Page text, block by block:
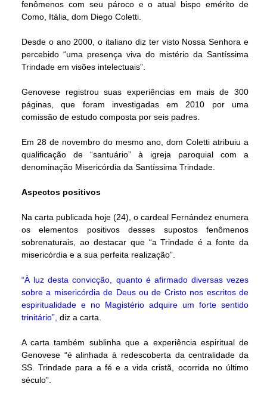
fenômenos com seu pároco e o atual bispo emérito de
Como, Itália, dom Diego Coletti.
Desde o ano 2000, o italiano diz ter visto Nossa Senhora e
percebido “uma presença viva do mistério da Santíssima
Trindade em visões intelectuais”.
Genovese registrou suas experiências em mais de 300
páginas, que foram investigadas em 2010 por uma
comissão de estudo composta por seis padres.
Em 28 de novembro do mesmo ano, dom Coletti atribuiu a
qualificação de “santuário” à igreja paroquial com a
denominação Misericórdia da Santíssima Trindade.
Aspectos positivos
Na carta publicada hoje (24), o cardeal Fernández enumera
os elementos positivos desses supostos fenômenos
sobrenaturais, ao destacar que “a Trindade é a fonte da
misericórdia e a sua perfeita realização”.
“À luz desta convicção, quanto é afirmado diversas vezes
sobre a misericórdia de Deus ou de Cristo nos escritos de
espiritualidade e no Magistério adquire um forte sentido
trinitário”, diz a carta.
A carta também sublinha que a experiência espiritual de
Genovese “é alinhada à redescoberta da centralidade da
SS. Trindade para a fé e a vida cristã, ocorrida no último
século”.